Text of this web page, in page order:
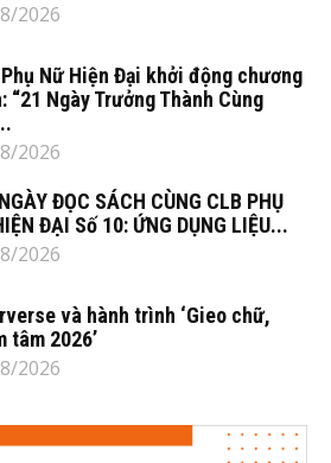
2026
Nữ Hiện Đại khởi động chương
“21 Ngày Trưởng Thành Cùng
2026
ĐỌC SÁCH CÙNG CLB PHỤ
ĐẠI Số 10: ỨNG DỤNG LIỆU...
2026
và hành trình ‘Gieo chữ,
tâm 2026’
2026